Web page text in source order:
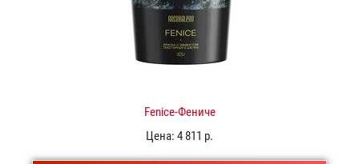
Fenice-Фениче
Цена: 4 811 р.